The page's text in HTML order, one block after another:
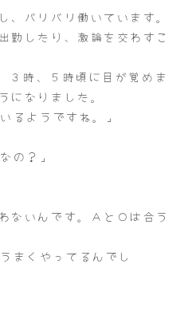
、バリバリ働いています。
勤したり、激論を交わすこ
３時、５時頃に目が覚めま
になりました。
るようですね。」
の？」
ないんです。ＡとＯは合う
まくやってるんでし